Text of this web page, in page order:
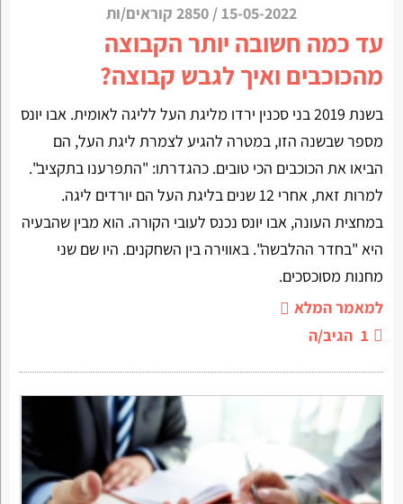
15-05-2022
/ 2850 קוראים/ות
עד כמה חשובה יותר הקבוצה
מהכוכבים ואיך לגבש קבוצה?
בשנת 2019 בני סכנין ירדו מליגת העל לליגה לאומית. אבו יונס
מספר שבשנה הזו, במטרה להגיע לצמרת ליגת העל, הם
הביאו את הכוכבים הכי טובים. כהגדרתו: "התפרענו בתקציב".
למרות זאת, אחרי 12 שנים בליגת העל הם יורדים ליגה.
במחצית העונה, אבו יונס נכנס לעובי הקורה. הוא מבין שהבעיה
היא "בחדר ההלבשה". באווירה בין השחקנים. היו שם שני
מחנות מסוכסכים.
למאמר המלא
1 הגיב/ה